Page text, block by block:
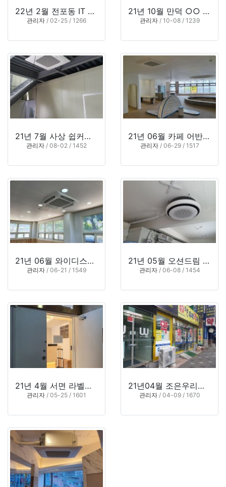
22년 2월 전포동 IT 사무실 (부산 부산진구 전포동)
관리자 / 02-25 / 1266
21년 10월 만덕 ○○ 기공소 (부산 북구 만덕동)
관리자/ 10-08 / 1239
21년 7월 사상 쉽커피 로스팅공장 (부산 사상구)
관리자 / 08-02 / 1452
21년 06월 카페 어반블루 (부산 해운대구 중동)
관리자/ 06-29 / 1517
21년 06월 와이디스틸(주) (김해시 한림면 퇴래리)
관리자 / 06-21 / 1549
21년 05월 오션드림 (부산 사하구 감천동)
관리자/ 06-08 / 1454
21년 4월 서면 라벨라 왁싱샵(부산 부산진구)
관리자 / 05-25 / 1601
21년04월 조은우리약국 (부산시 사상구 괘법동)
관리자/ 04-09 / 1670